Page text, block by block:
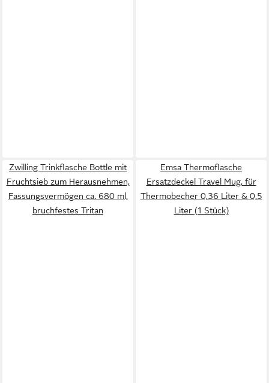
Zwilling Trinkflasche Bottle mit
Fruchtsieb zum Herausnehmen,
Fassungsvermögen ca. 680 ml,
bruchfestes Tritan
Emsa Thermoflasche
Ersatzdeckel Travel Mug, für
Thermobecher 0,36 Liter & 0,5
Liter (1 Stück)